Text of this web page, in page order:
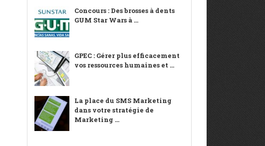
Concours : Des brosses à dents
GUM Star Wars à ...
GPEC : Gérer plus efficacement
vos ressources humaines et ...
La place du SMS Marketing
dans votre stratégie de
Marketing ...